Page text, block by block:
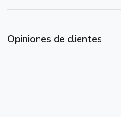
Opiniones de clientes